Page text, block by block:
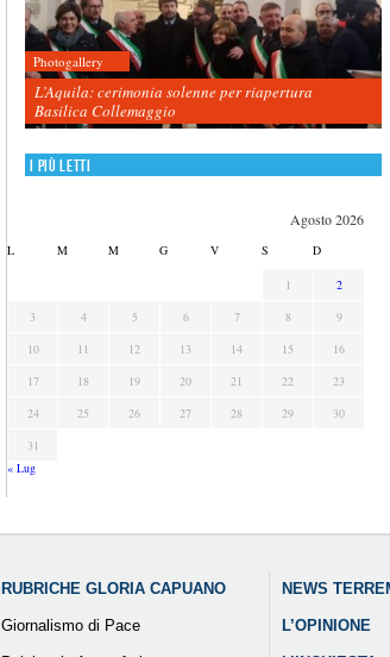
Photogallery
L’Aquila: cerimonia solenne per riapertura
Basilica Collemaggio
I più letti
Agosto 2026
L M M G V S D
1
2
3
4 5 6 7 8
9
10
11 12 13 14 15
16
17
18 19 20 21 22
23
24
25 26 27 28 29
30
31
« Lug
RUBRICHE GLORIA CAPUANO
Giornalismo di Pace
NEWS
L’OPINIONE